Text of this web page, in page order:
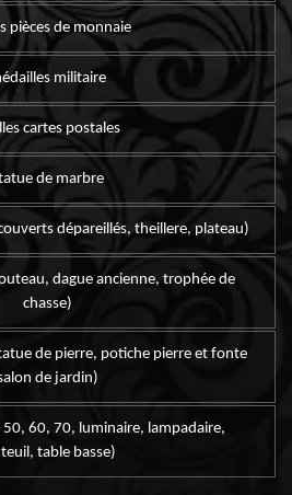
pièces de monnaie
militaire
cartes postales
de marbre
dépareillés, theillere, plateau)
dague ancienne, trophée de
chasse)
de pierre, potiche pierre et fonte
de jardin)
50, 60, 70, luminaire, lampadaire,
table basse)